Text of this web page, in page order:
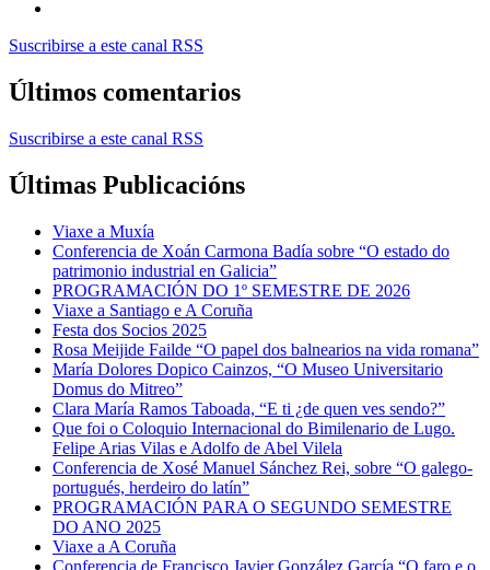
Suscribirse a este canal RSS
Últimos comentarios
Suscribirse a este canal RSS
Últimas Publicacións
Viaxe a Muxía
Conferencia de Xoán Carmona Badía sobre “O estado do
patrimonio industrial en Galicia”
PROGRAMACIÓN DO 1º SEMESTRE DE 2026
Viaxe a Santiago e A Coruña
Festa dos Socios 2025
Rosa Meijide Failde “O papel dos balnearios na vida romana”
María Dolores Dopico Cainzos, “O Museo Universitario
Domus do Mitreo”
Clara María Ramos Taboada, “E ti ¿de quen ves sendo?”
Que foi o Coloquio Internacional do Bimilenario de Lugo.
Felipe Arias Vilas e Adolfo de Abel Vilela
Conferencia de Xosé Manuel Sánchez Rei, sobre “O galego-
portugués, herdeiro do latín”
PROGRAMACIÓN PARA O SEGUNDO SEMESTRE
DO ANO 2025
Viaxe a A Coruña
Conferencia de Francisco Javier González García “O faro e o